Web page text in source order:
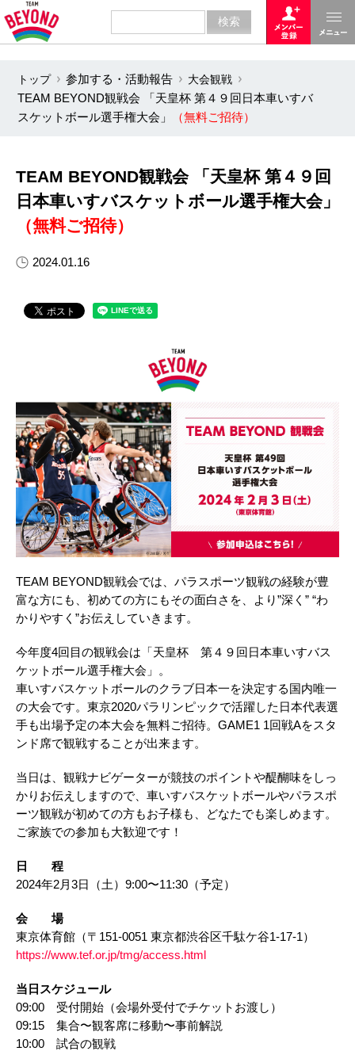
トップ 参加する・活動報告
大会観戦
TEAM BEYOND観戦会 「天皇杯 第４９回日本車いすバ
スケットボール選手権大会」
（無料ご招待）
TEAM BEYOND観戦会 「天皇杯 第４９回
日本車いすバスケットボール選手権大会」
（無料ご招待）
2024.01.16
TEAM BEYOND観戦会では、パラスポーツ観戦の経験が豊
富な方にも、初めての方にもその面白さを、より”深く” “わ
かりやすく”お伝えしていきます。
今年度4回目の観戦会は「天皇杯 第４９回日本車いすバス
ケットボール選手権大会」。
車いすバスケットボールのクラブ日本一を決定する国内唯一
の大会です。東京2020パラリンピックで活躍した日本代表選
手も出場予定の本大会を無料ご招待。GAME1 1回戦Aをスタ
ンド席で観戦することが出来ます。
当日は、観戦ナビゲーターが競技のポイントや醍醐味をしっ
かりお伝えしますので、車いすバスケットボールやパラスポ
ーツ観戦が初めての方もお子様も、どなたでも楽しめます。
ご家族での参加も大歓迎です！
日 程​
2024年2月3日（土）9:00〜11:30（予定）
​会 場​
東京体育館（〒151-0051 東京都渋谷区千駄ケ谷1-17-1）
https://www.tef.or.jp/tmg/access.html
当日スケジュール​
09:00 受付開始（会場外受付でチケットお渡し）
09:15 集合〜観客席に移動〜事前解説
10:00 試合の観戦